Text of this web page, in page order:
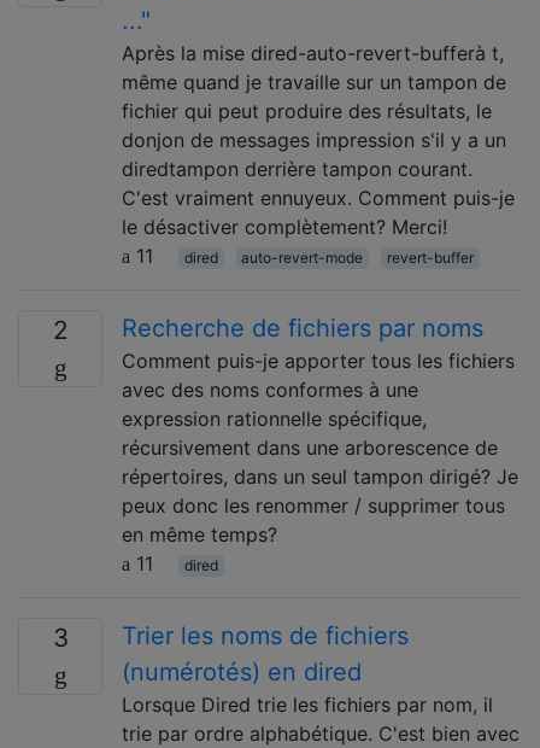
..."
Après la mise dired-auto-revert-bufferà t,
même quand je travaille sur un tampon de
fichier qui peut produire des résultats, le
donjon de messages impression s'il y a un
diredtampon derrière tampon courant.
C'est vraiment ennuyeux. Comment puis-je
le désactiver complètement? Merci!
11
dired auto-revert-mode revert-buffer
2 Recherche de fichiers par noms
Comment puis-je apporter tous les fichiers
avec des noms conformes à une
expression rationnelle spécifique,
récursivement dans une arborescence de
répertoires, dans un seul tampon dirigé? Je
peux donc les renommer / supprimer tous
en même temps?
11
dired
3
Trier les noms de fichiers
(numérotés) en dired
Lorsque Dired trie les fichiers par nom, il
trie par ordre alphabétique. C'est bien avec